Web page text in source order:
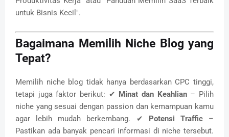
untuk Bisnis Kecil".
Bagaimana Memilih Niche Blog yang
Tepat?
Memilih niche blog tidak hanya berdasarkan CPC tinggi,
tetapi juga faktor berikut: ✔ Minat dan Keahlian– Pilih
niche yang sesuai dengan passion dan kemampuan kamu
agar lebih mudah berkembang. ✔ Potensi Traffic–
Pastikan ada banyak pencari informasi di niche tersebut.